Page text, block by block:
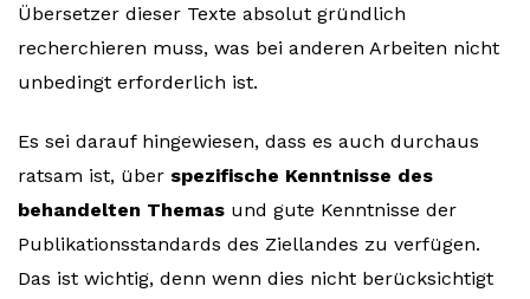
Übersetzer dieser Texte absolut gründlich
recherchieren muss, was bei anderen Arbeiten nicht
unbedingt erforderlich ist.
Es sei darauf hingewiesen, dass es auch durchaus
ratsam ist, über spezifische Kenntnisse des
behandelten Themas und gute Kenntnisse der
Publikationsstandards des Ziellandes zu verfügen.
Das ist wichtig, denn wenn dies nicht berücksichtigt